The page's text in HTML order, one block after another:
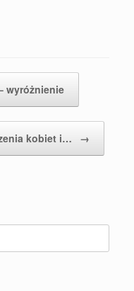
wyróżnienie
kobiet i… →